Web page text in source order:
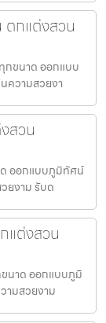
กแต่งสวน
ขนาด ออกแบบ
ความสวยงา
สวน
ออกแบบภูมิทัศน์
ยงาม รับด
แต่งสวน
นาด ออกแบบภูมิ
ามสวยงาม